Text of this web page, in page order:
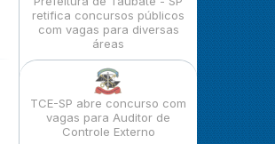
retifica concursos públicos
com vagas para diversas
áreas
TCE-SP abre concurso com
vagas para Auditor de
Controle Externo